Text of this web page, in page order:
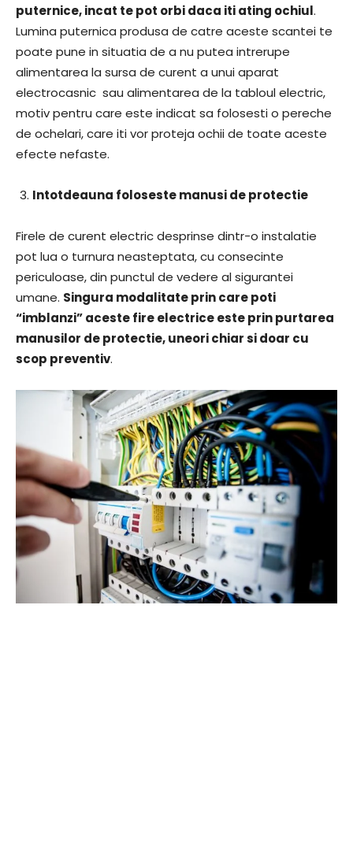
puternice, incat te pot orbi daca iti ating ochiul.
Lumina puternica produsa de catre aceste scantei te
poate pune in situatia de a nu putea intrerupe
alimentarea la sursa de curent a unui aparat
electrocasnic sau alimentarea de la tabloul electric,
motiv pentru care este indicat sa folosesti o pereche
de ochelari, care iti vor proteja ochii de toate aceste
efecte nefaste.
Intotdeauna foloseste manusi de protectie
Firele de curent electric desprinse dintr-o instalatie
pot lua o turnura neasteptata, cu consecinte
periculoase, din punctul de vedere al sigurantei
umane. Singura modalitate prin care poti
“imblanzi” aceste fire electrice este prin purtarea
manusilor de protectie, uneori chiar si doar cu
scop preventiv.